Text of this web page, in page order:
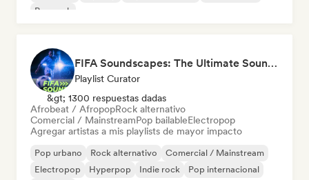
Pop rock
FIFA Soundscapes: The Ultimate Soundtrack ⚽️ Festival Indie, Electropop & Dance Anthems
Playlist Curator
&gt; 1300 respuestas dadas
Afrobeat / AfropopRock alternativo
Comercial / MainstreamPop bailableElectropop
Agregar artistas a mis playlists de mayor impacto
Pop urbano Rock alternativo
Comercial / Mainstream
Electropop
Hyperpop Indie rock
Pop internacional